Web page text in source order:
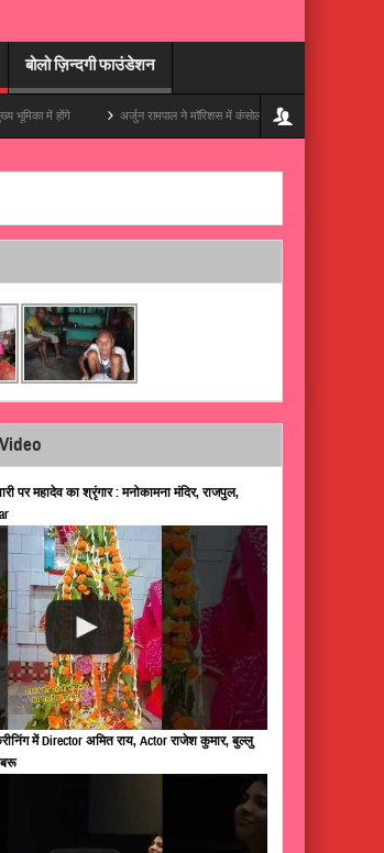
बोलो ज़िन्दगी फाउंडेशन
अर्जुन रामपाल ने मॉरिशस में कंसोल संभाला, अपनी ट्रिप की एक ज़बरदस्त झलक
पर महादेव का श्रृंगार : मनोकामना मंदिर, राजपुल,
में Director अमित राय, Actor राजेश कुमार, बुल्लु